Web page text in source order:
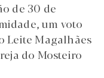
de 30 de
um voto
Leite Magalhães
do Mosteiro